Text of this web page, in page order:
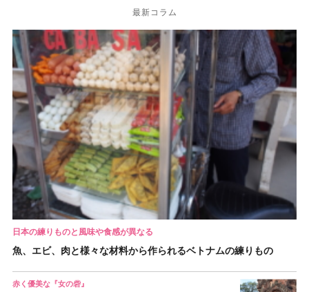
最新コラム
日本の練りものと風味や食感が異なる
魚、エビ、肉と様々な材料から作られるベトナムの練りもの
赤く優美な『女の砦』